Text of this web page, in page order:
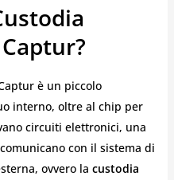
è un piccolo
interno, oltre al chip per
circuiti elettronici, una
con il sistema di
ovvero la custodia